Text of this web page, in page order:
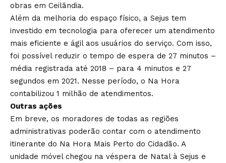
obras em Ceilândia.
Além da melhoria do espaço físico, a Sejus tem
investido em tecnologia para oferecer um atendimento
mais eficiente e ágil aos usuários do serviço. Com isso,
foi possível reduzir o tempo de espera de 27 minutos –
média registrada até 2018 – para 4 minutos e 27
segundos em 2021. Nesse período, o Na Hora
contabilizou 1 milhão de atendimentos.
Outras ações
Em breve, os moradores de todas as regiões
administrativas poderão contar com o atendimento
itinerante do Na Hora Mais Perto do Cidadão. A
unidade móvel chegou na véspera de Natal à Sejus e